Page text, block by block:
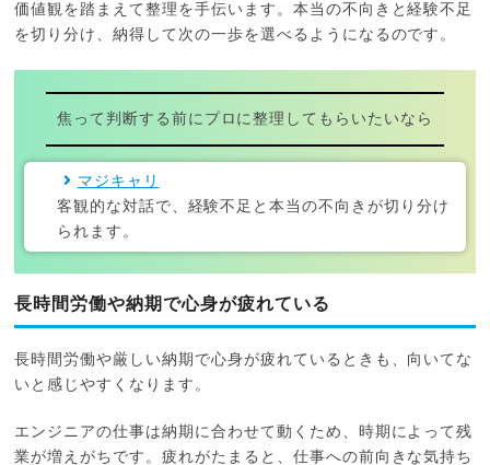
価値観を踏まえて整理を手伝います。本当の不向きと経験不足
を切り分け、納得して次の一歩を選べるようになるのです。
焦って判断する前にプロに整理してもらいたいなら
マジキャリ
客観的な対話で、経験不足と本当の不向きが切り分け
られます。
長時間労働や納期で心身が疲れている
長時間労働や厳しい納期で心身が疲れているときも、向いてな
いと感じやすくなります。
エンジニアの仕事は納期に合わせて動くため、時期によって残
業が増えがちです。疲れがたまると、仕事への前向きな気持ち